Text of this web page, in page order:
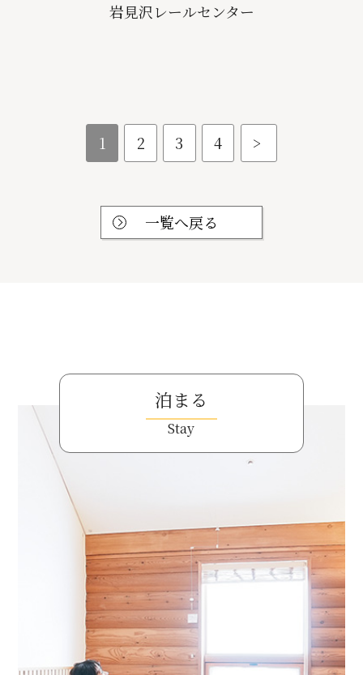
岩見沢レールセンター
1 2 3 4 >
一覧へ戻る
泊まる
Stay